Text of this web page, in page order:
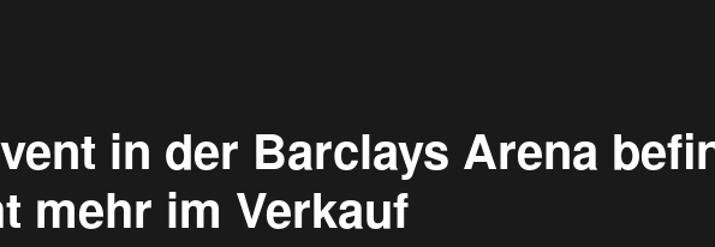
in der Barclays Arena
mehr im Verkauf